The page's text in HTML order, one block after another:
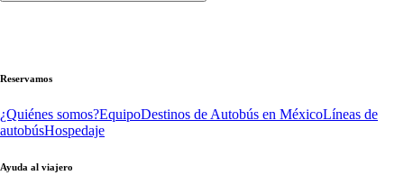
Reservamos
¿Quiénes somos?EquipoDestinos de Autobús en MéxicoLíneas de
autobúsHospedaje
Ayuda al viajero